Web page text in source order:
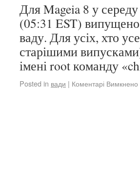
Для Mageia 8 у
(05:31 EST)
ваду. Для усіх, хто
старішими
імені root команду
Posted in вади | Коментарі Вимкнено